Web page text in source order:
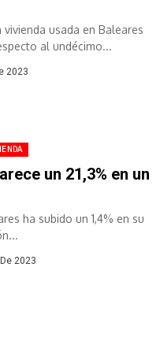
usada en Baleares
al undécimo...
2023
un 21,3% en un
ha subido un 1,4% en su
2023